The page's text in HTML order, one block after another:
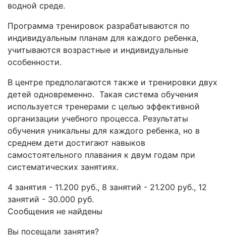
водной среде.
Программа тренировок разрабатываются по
индивидуальным планам для каждого ребенка,
учитываются возрастные и индивидуальные
особенности.
В центре предполагаются также и тренировки двух
детей одновременно. Такая система обучения
используется тренерами с целью эффективной
организации учебного процесса. Результаты
обучения уникальны для каждого ребенка, но в
среднем дети достигают навыков
самостоятельного плавания к двум годам при
систематических занятиях.
4 занятия - 11.200 руб., 8 занятий - 21.200 руб., 12
занятий - 30.000 руб.
Сообщения не найдены
Вы посещали занятия?